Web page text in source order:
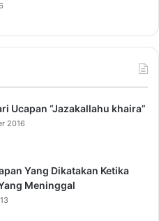
Ucapan “Jazakallahu khaira”
2016
Yang Dikatakan Ketika
Meninggal